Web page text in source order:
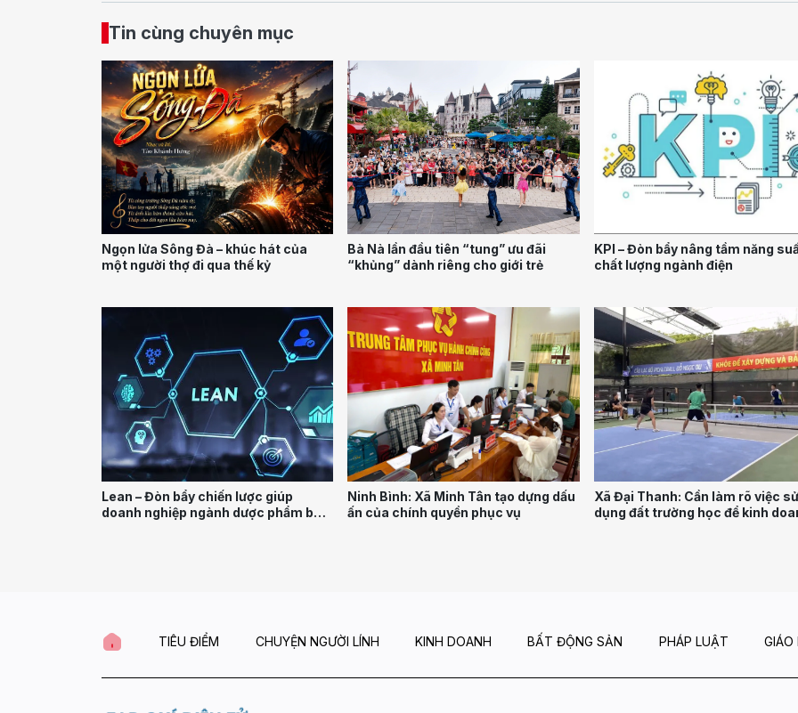
Tin cùng chuyên mục
Ngọn lửa Sông Đà – khúc hát của
một người thợ đi qua thế kỷ
Bà Nà lần đầu tiên “tung” ưu đãi
“khủng” dành riêng cho giới trẻ
KPI – Đòn bẩy nâng tầm năng
chất lượng ngành điện
Lean – Đòn bẩy chiến lược giúp
doanh nghiệp ngành dược phẩm bứt
Ninh Bình: Xã Minh Tân tạo dựng dấu
ấn của chính quyền phục vụ
Xã Đại Thanh: Cần làm rõ việc sử
dụng đất trường học để kinh
TIÊU ĐIỂM CHUYỆN NGƯỜI LÍNH KINH DOANH BẤT ĐỘNG SẢN PHÁP LUẬT GIÁO